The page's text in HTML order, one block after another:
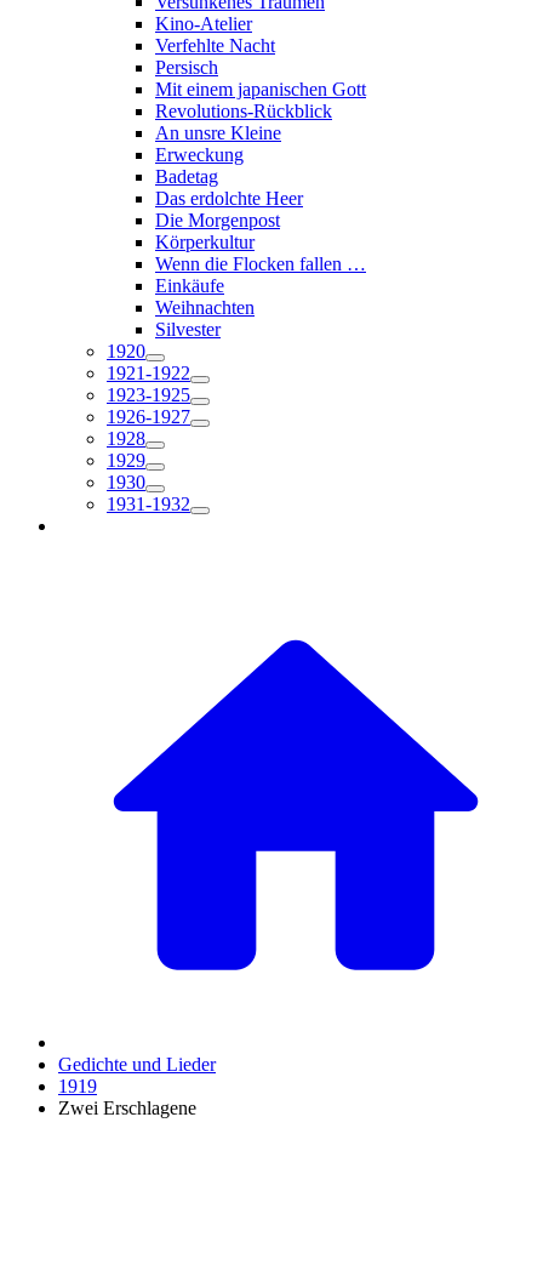
Kino-Atelier
Verfehlte Nacht
Persisch
Mit einem japanischen Gott
Revolutions-Rückblick
An unsre Kleine
Erweckung
Badetag
Das erdolchte Heer
Die Morgenpost
Körperkultur
Wenn die Flocken fallen …
Einkäufe
Weihnachten
Silvester
1920
1921-1922
1923-1925
1926-1927
1928
1929
1930
1931-1932
Gedichte und Lieder
1919
Zwei Erschlagene